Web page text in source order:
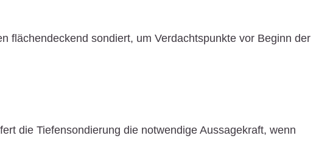
flächendeckend sondiert, um Verdachtspunkte vor Beginn der
die Tiefensondierung die notwendige Aussagekraft, wenn